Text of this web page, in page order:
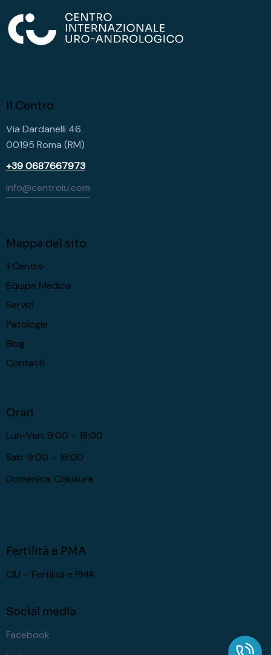
Il Centro
Via Dardanelli 46
00195 Roma (RM)
+39 0687667973
info@centroiu.com
Mappa del sito
Il Centro
Equipe Medica
Servizi
Patologie
Blog
Contatti
Orari
Lun-Ven: 9:00 – 18:00
Sab: 9:00 – 16:00
Domenica: Chiusura
Fertilità e PMA
CIU – Fertilità e PMA
Social media
Facebook